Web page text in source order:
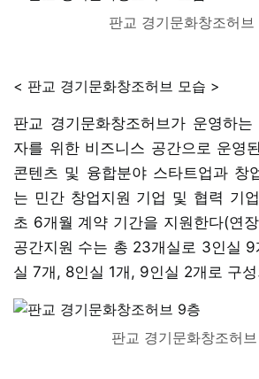
판교 경기문화창조허브
< 판교 경기문화창조허브 모습 >
판교 경기문화창조허브가 운영하
자를 위한 비즈니스 공간으로 운영
콘텐츠 및 융합분야 스타트업과 창
는 민간 창업지원 기업 및 협력 기
초 6개월 계약 기간을 지원한다(연
공간지원 수는 총 23개실로 3인실
실 7개, 8인실 1개, 9인실 2개로 구
판교 경기문화창조허